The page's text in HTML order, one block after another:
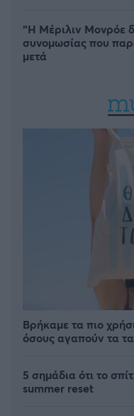
“Η Μέριλιν Μονρόε
συνομωσίας που
μετά
Βρήκαμε τα πιο
όσους αγαπούν τα
5 σημάδια ότι το
summer reset